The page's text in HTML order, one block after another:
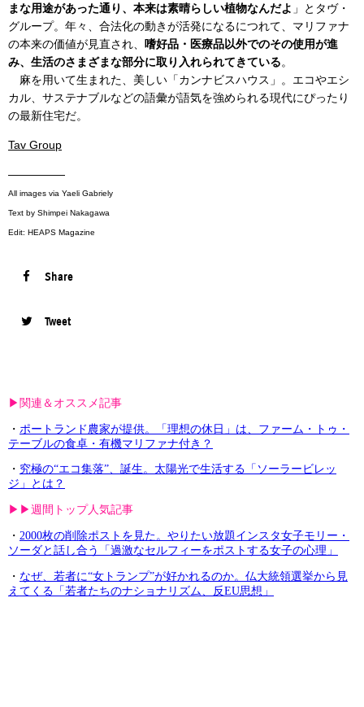
まな用途があった通り、本来は素晴らしい植物なんだよ 」とタヴ・
グループ。年々、合法化の動きが活発になるにつれて、マリファナ
の本来の価値が見直され、
嗜好品・医療品以外でのその使用が進
み、生活のさまざまな部分に取り入れられてきている。
麻を用いて生まれた、美しい「カンナビスハウス」。エコやエシ
カル、サステナブルなどの語彙が語気を強められる現代にぴったり
の最新住宅だ。
Tav Group
—————
All images via Yaeli Gabriely
Text by Shimpei Nakagawa
Edit: HEAPS Magazine
Share
Tweet
▶︎関連＆オススメ記事
・ ポートランド農家が提供。「理想の休日」は、ファーム・トゥ・
テーブルの食卓・有機マリファナ付き？
・ 究極の“エコ集落”、誕生。太陽光で生活する「ソーラービレッ
ジ」とは？
▶︎▶︎週間トップ人気記事
・ 2000枚の削除ポストを見た。やりたい放題インスタ女子モリー・
ソーダと話し合う「過激なセルフィーをポストする女子の心理」
・ なぜ、若者に“女トランプ”が好かれるのか。仏大統領選挙から見
えてくる「若者たちのナショナリズム、反EU思想」